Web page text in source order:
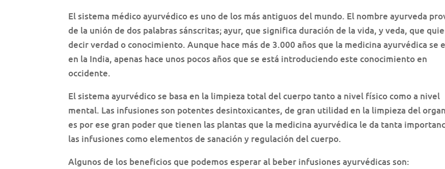
El sistema médico ayurvédico es uno de los más antiguos del mundo. El nombre ayurveda
de la unión de dos palabras sánscritas; ayur, que significa duración de la vida, y veda, que
decir verdad o conocimiento. Aunque hace más de 3.000 años que la medicina ayurvédica se
en la India, apenas hace unos pocos años que se está introduciendo este conocimiento en
occidente.
El sistema ayurvédico se basa en la limpieza total del cuerpo tanto a nivel físico como a nivel
mental. Las infusiones son potentes desintoxicantes, de gran utilidad en la limpieza del
es por ese gran poder que tienen las plantas que la medicina ayurvédica le da tanta
las infusiones como elementos de sanación y regulación del cuerpo.
Algunos de los beneficios que podemos esperar al beber infusiones ayurvédicas son: